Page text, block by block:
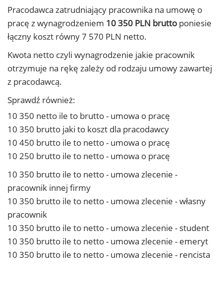
Pracodawca zatrudniający pracownika na umowę o
pracę z wynagrodzeniem 10 350 PLN brutto poniesie
łączny koszt równy 7 570 PLN netto.
Kwota netto czyli wynagrodzenie jakie pracownik
otrzymuje na rękę zależy od rodzaju umowy zawartej
z pracodawcą.
Sprawdź również:
10 350 netto ile to brutto - umowa o pracę
10 350 brutto jaki to koszt dla pracodawcy
10 450 brutto ile to netto - umowa o pracę
10 250 brutto ile to netto - umowa o pracę
10 350 brutto ile to netto - umowa zlecenie -
pracownik innej firmy
10 350 brutto ile to netto - umowa zlecenie - własny
pracownik
10 350 brutto ile to netto - umowa zlecenie - student
10 350 brutto ile to netto - umowa zlecenie - emeryt
10 350 brutto ile to netto - umowa zlecenie - rencista